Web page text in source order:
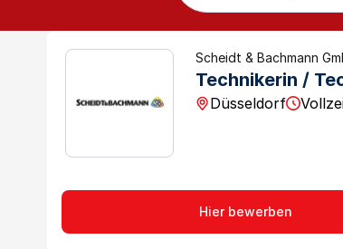
Scheidt & Bachmann
Technikerin /
Düsseldorf
Hier bewerben